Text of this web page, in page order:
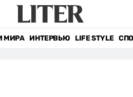
МИРА ИНТЕРВЬЮ LIFE STYLE